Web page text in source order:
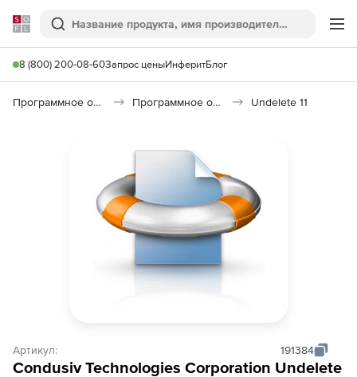
Softline
Поиск
8 (800) 200-08-60Запрос ценыИнферитБлог
Программное обеспечение для работы с файлами и дисками Программное обеспечение для восстановления данных Undelete 11
Артикул: 191384
Condusiv Technologies Corporation Undelete